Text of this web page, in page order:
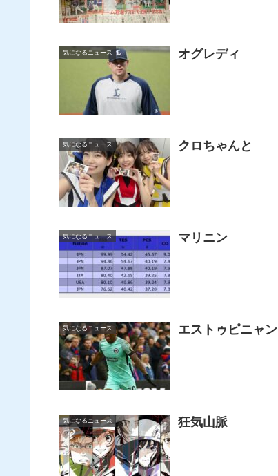
気になるニュース オグレディ
気になるニュース クロちゃんと
気になるニュース マリニン
気になるニュース エストゥピニャン
気になるニュース 狂気山脈